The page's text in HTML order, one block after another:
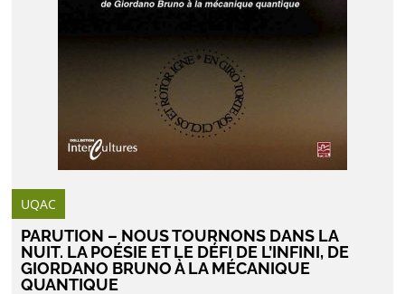
UQAC
PARUTION – NOUS TOURNONS DANS LA
NUIT. LA POÉSIE ET LE DÉFI DE L’INFINI, DE
GIORDANO BRUNO À LA MÉCANIQUE
QUANTIQUE